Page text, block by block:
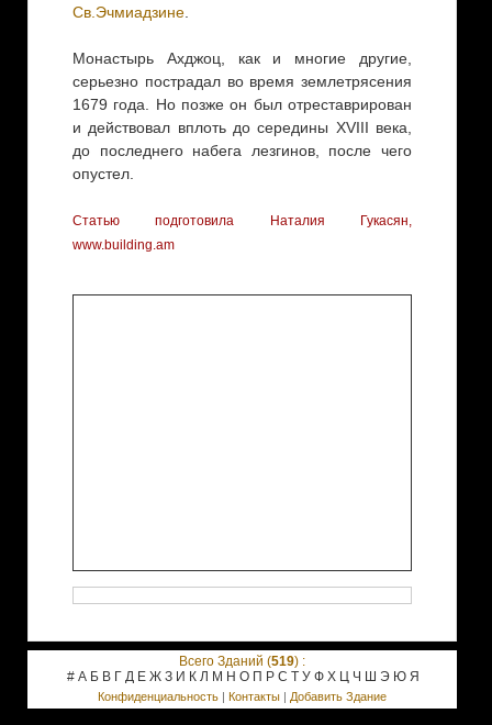
Св.Эчмиадзине
Монастырь Ахджоц, как и многие другие,
серьезно пострадал во время землетрясения
1679 года. Но позже он был отреставрирован
и действовал вплоть до середины XVIII века,
до последнего набега лезгинов, после чего
опустел.
Статью подготовила Наталия Гукасян,
www.building.am
Всего Зданий (519) :
# А Б В Г Д Е Ж З И К Л М Н О П Р С Т У Ф Х Ц Ч Ш Э Ю Я
Конфиденциальность |Контакты | Добавить Здание